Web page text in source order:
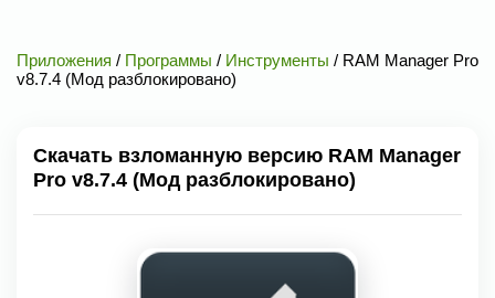
Приложения / Программы / Инструменты / RAM Manager Pro
v8.7.4 (Мод разблокировано)
Скачать взломанную версию RAM Manager
Pro v8.7.4 (Мод разблокировано)